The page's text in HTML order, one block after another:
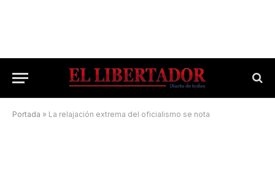
Portada » La relajación extrema del oficialismo se nota